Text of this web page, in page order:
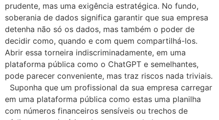
prudente, mas uma exigência estratégica. No fundo,
soberania de dados significa garantir que sua empresa
detenha não só os dados, mas também o poder de
decidir como, quando e com quem compartilhá-los.
Abrir essa torneira indiscriminadamente, em uma
plataforma pública como o ChatGPT e semelhantes,
pode parecer conveniente, mas traz riscos nada triviais.
Suponha que um profissional da sua empresa carregar
em uma plataforma pública como estas uma planilha
com números financeiros sensíveis ou trechos de